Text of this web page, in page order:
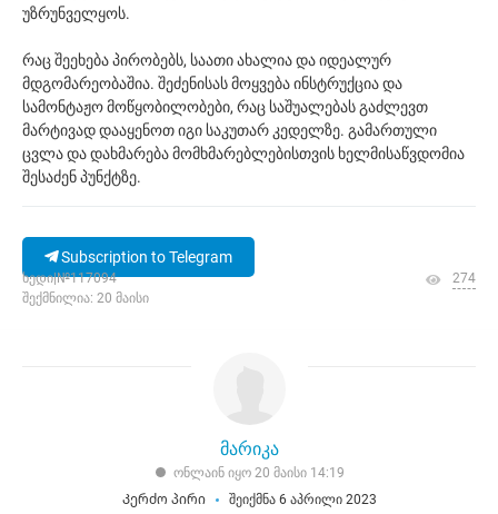
უზრუნველყოს.
რაც შეეხება პირობებს, საათი ახალია და იდეალურ
მდგომარეობაშია. შეძენისას მოყვება ინსტრუქცია და
სამონტაჟო მოწყობილობები, რაც საშუალებას გაძლევთ
მარტივად დააყენოთ იგი საკუთარ კედელზე. გამართული
ცვლა და დახმარება მომხმარებლებისთვის ხელმისაწვდომია
შესაძენ პუნქტზე.
Subscription to Telegram
ხედი|№117094
შექმნილია: 20 მაისი
274
მარიკა
ონლაინ იყო 20 მაისი 14:19
Კერძო პირი
შეიქმნა 6 აპრილი 2023